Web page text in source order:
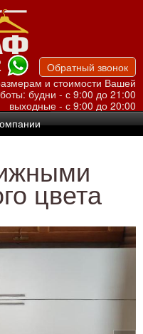
Обратный звонок
и стоимости Вашей
будни - с 9:00 до 21:00
выходные - с 9:00 до 20:00
цвета